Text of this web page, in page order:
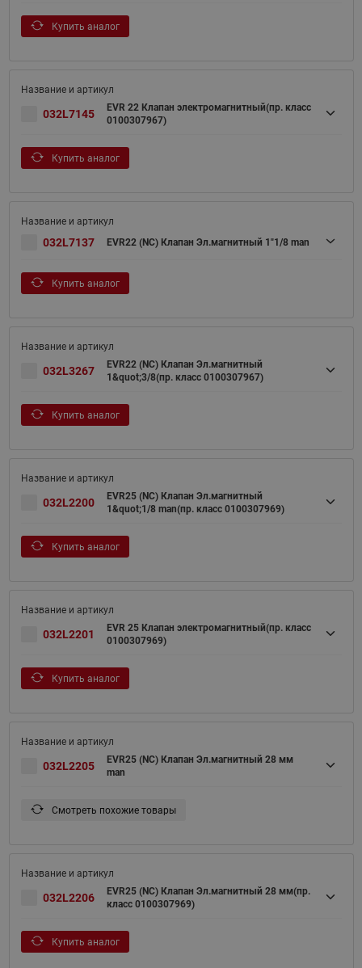
Купить аналог
032L7145
EVR 22 Клапан электромагнитный(пр. класс
0100307967)
Купить аналог
032L7137 EVR22 (NC) Клапан Эл.магнитный 1"1/8 man
Купить аналог
032L3267
EVR22 (NC) Клапан Эл.магнитный
1&quot;3/8(пр. класс 0100307967)
Купить аналог
032L2200
EVR25 (NC) Клапан Эл.магнитный
1&quot;1/8 man(пр. класс 0100307969)
Купить аналог
032L2201
EVR 25 Клапан электромагнитный(пр. класс
0100307969)
Купить аналог
032L2205
EVR25 (NC) Клапан Эл.магнитный 28 мм
man
Смотреть похожие товары
032L2206
EVR25 (NC) Клапан Эл.магнитный 28 мм(пр.
класс 0100307969)
Купить аналог